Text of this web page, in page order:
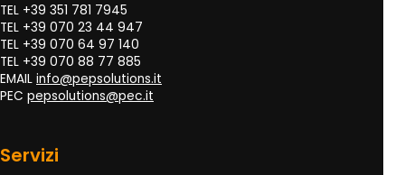
TEL +39 351 781 7945
TEL +39 070 23 44 947
TEL +39 070 64 97 140
TEL +39 070 88 77 885
EMAIL info@pepsolutions.it
PEC pepsolutions@pec.it
Servizi